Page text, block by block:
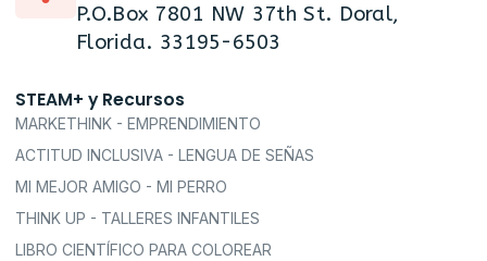
P.O.Box 7801 NW 37th St. Doral,
Florida. 33195-6503
STEAM+ y Recursos
MARKETHINK - EMPRENDIMIENTO
ACTITUD INCLUSIVA - LENGUA DE SEÑAS
MI MEJOR AMIGO - MI PERRO
THINK UP - TALLERES INFANTILES
LIBRO CIENTÍFICO PARA COLOREAR